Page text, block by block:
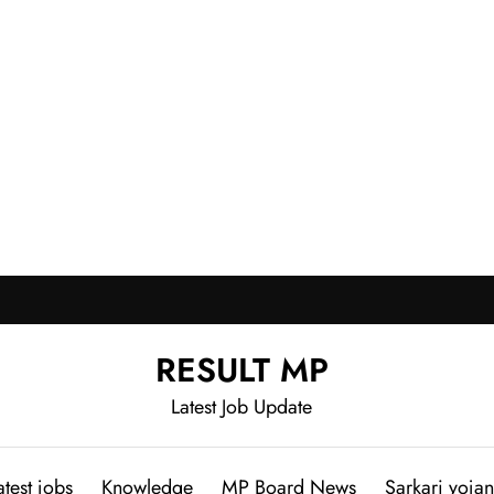
RESULT MP
Latest Job Update
jobs Knowledge MP Board News Sarkari